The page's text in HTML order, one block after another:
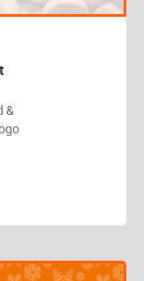
&